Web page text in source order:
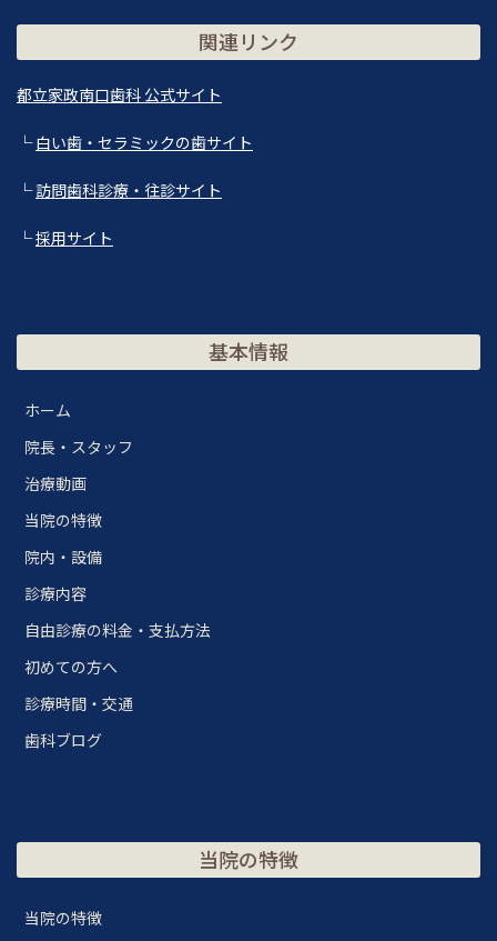
関連リンク
都立家政南口歯科 公式サイト
└白い歯・セラミックの歯サイト
└訪問歯科診療・往診サイト
└採用サイト
基本情報
ホーム
院長・スタッフ
治療動画
当院の特徴
院内・設備
診療内容
自由診療の料金・支払方法
初めての方へ
診療時間・交通
歯科ブログ
当院の特徴
当院の特徴